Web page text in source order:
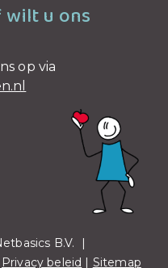
u ons
op via
B.V. |
Privacy beleid | Sitemap